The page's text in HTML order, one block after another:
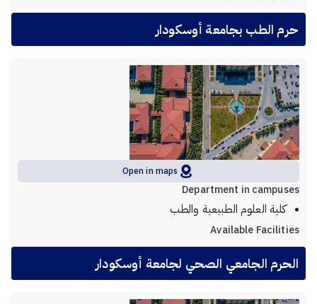
حرم الطب بجامعة أوسكودار
Open in maps
Department in campuses
كلية العلوم الطبيعية والطب
Available Facilities
الحرم الجامعي الصحي لجامعة أوسكودار